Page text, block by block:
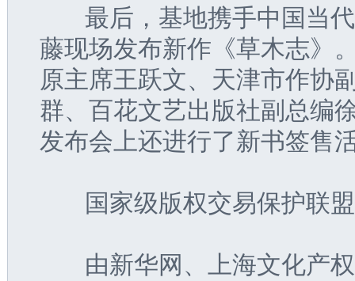
最后，基地携手中国当代
藤现场发布新作《草木志》
原主席王跃文、天津市作协
群、百花文艺出版社副总编
发布会上还进行了新书签售
国家级版权交易保护联盟
由新华网、上海文化产权